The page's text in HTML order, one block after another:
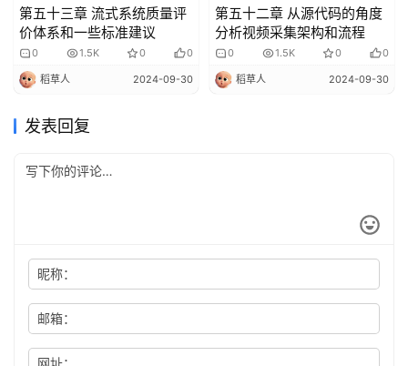
第五十三章 流式系统质量评
价体系和一些标准建议
0 1.5K 0 0
稻草人 2024-09-30
第五十二章 从源代码的角度
分析视频采集架构和流程
0 1.5K 0 0
稻草人 2024-09-30
发表回复
昵称：
邮箱：